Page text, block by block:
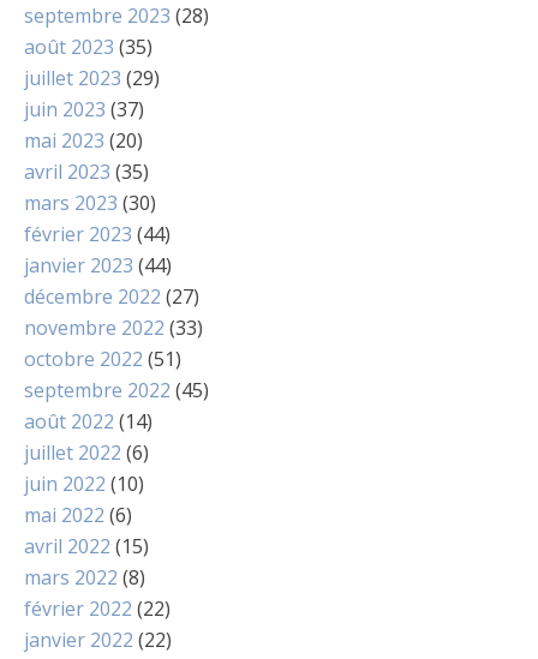
septembre 2023 (28)
août 2023 (35)
juillet 2023 (29)
juin 2023 (37)
mai 2023 (20)
avril 2023 (35)
mars 2023 (30)
février 2023 (44)
janvier 2023 (44)
décembre 2022 (27)
novembre 2022 (33)
octobre 2022 (51)
septembre 2022 (45)
août 2022 (14)
juillet 2022 (6)
juin 2022 (10)
mai 2022 (6)
avril 2022 (15)
mars 2022 (8)
février 2022 (22)
janvier 2022 (22)